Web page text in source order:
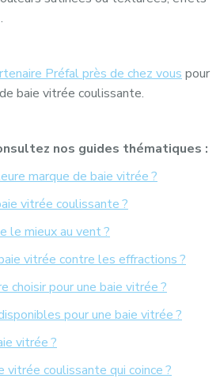
Préfal près de chez vous pour
baie vitrée coulissante.
nos guides thématiques :
marque de baie vitrée ?
vitrée coulissante ?
le mieux au vent ?
vitrée contre les effractions ?
choisir pour une baie vitrée ?
pour une baie vitrée ?
vitrée ?
vitrée coulissante qui coince ?